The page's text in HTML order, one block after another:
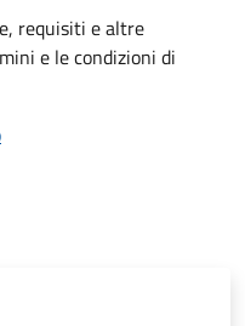
requisiti e altre
e le condizioni di